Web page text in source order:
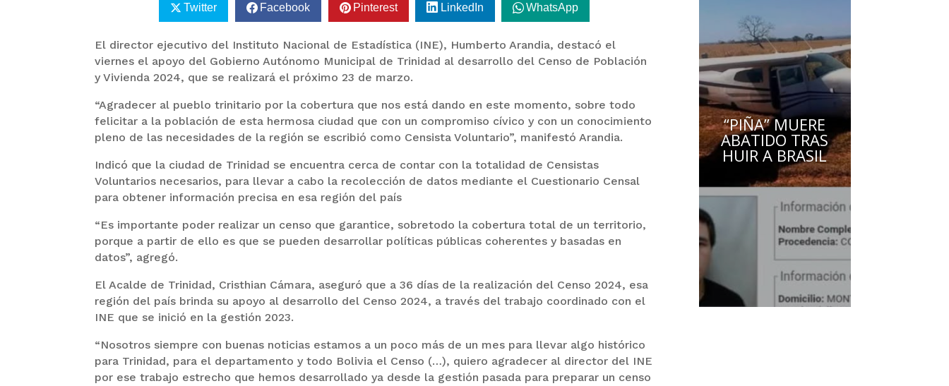
Twitter Facebook Pinterest LinkedIn WhatsApp
El director ejecutivo del Instituto Nacional de Estadística (INE), Humberto Arandia, destacó el
viernes el apoyo del Gobierno Autónomo Municipal de Trinidad al desarrollo del Censo de Población
y Vivienda 2024, que se realizará el próximo 23 de marzo.
“Agradecer al pueblo trinitario por la cobertura que nos está dando en este momento, sobre todo
felicitar a la población de esta hermosa ciudad que con un compromiso cívico y con un conocimiento
pleno de las necesidades de la región se escribió como Censista Voluntario”, manifestó Arandia.
Indicó que la ciudad de Trinidad se encuentra cerca de contar con la totalidad de Censistas
Voluntarios necesarios, para llevar a cabo la recolección de datos mediante el Cuestionario Censal
para obtener información precisa en esa región del país
“Es importante poder realizar un censo que garantice, sobretodo la cobertura total de un territorio,
porque a partir de ello es que se pueden desarrollar políticas públicas coherentes y basadas en
datos”, agregó.
El Acalde de Trinidad, Cristhian Cámara, aseguró que a 36 días de la realización del Censo 2024, esa
región del país brinda su apoyo al desarrollo del Censo 2024, a través del trabajo coordinado con el
INE que se inició en la gestión 2023.
“Nosotros siempre con buenas noticias estamos a un poco más de un mes para llevar algo histórico
para Trinidad, para el departamento y todo Bolivia el Censo (…), quiero agradecer al director del INE
por ese trabajo estrecho que hemos desarrollado ya desde la gestión pasada para preparar un censo
“PIÑA” MUERE
ABATIDO TRAS
HUIR A BRASIL